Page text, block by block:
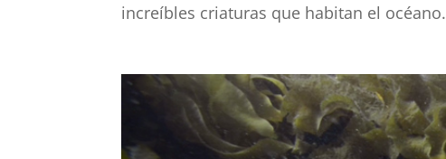
increíbles criaturas que habitan el océano.